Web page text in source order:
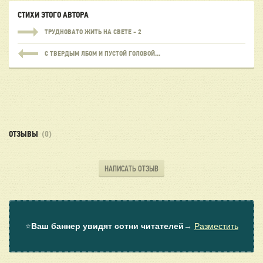
СТИХИ ЭТОГО АВТОРА
ТРУДНОВАТО ЖИТЬ НА СВЕТЕ - 2
С ТВЕРДЫМ ЛБОМ И ПУСТОЙ ГОЛОВОЙ...
ОТЗЫВЫ (0)
НАПИСАТЬ ОТЗЫВ
⭐Ваш баннер увидят сотни читателей → Разместить